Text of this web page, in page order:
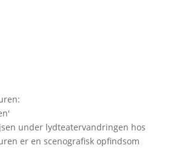
:
'
under lydteatervandringen hos
er en scenografisk opfindsom